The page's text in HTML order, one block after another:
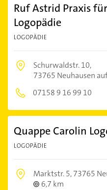
Ruf Astrid Praxis
Logopädie
LOGOPÄDIE
Schurwaldstr. 10,
73765 Neuhausen
07158 9 16 99 10
Quappe Carolin
LOGOPÄDIE
Marktstr. 5,73765
6,7 km